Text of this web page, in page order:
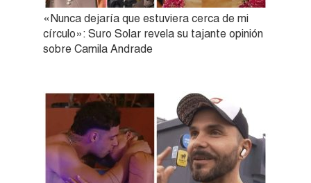
«Nunca dejaría que estuviera cerca de mi
círculo»: Suro Solar revela su tajante opinión
sobre Camila Andrade